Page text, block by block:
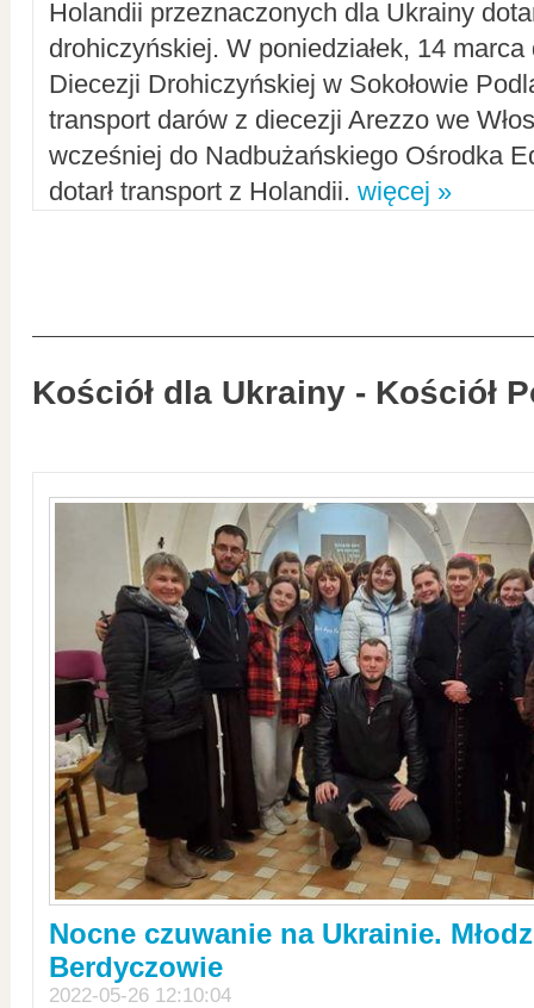
Holandii przeznaczonych dla Ukrainy
drohiczyńskiej. W poniedziałek, 14
Diecezji Drohiczyńskiej w Sokołowie
transport darów z diecezji Arezzo we
wcześniej do Nadbużańskiego Ośrodka
dotarł transport z Holandii. więcej »
Kościół dla Ukrainy - Kościół
Nocne czuwanie na Ukrainie.
Berdyczowie
2022-05-26 12:10:04